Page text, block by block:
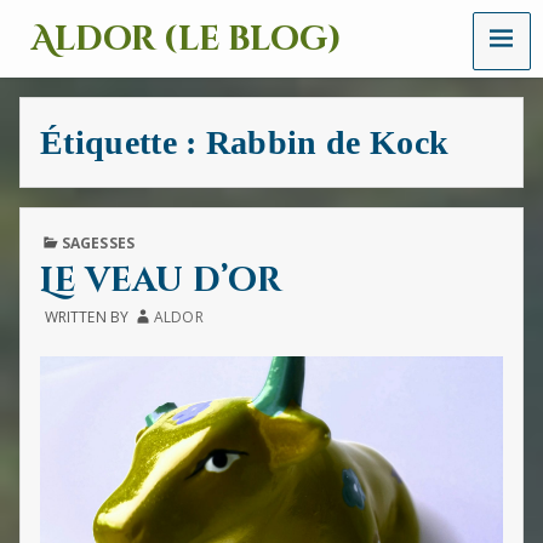
Aldor (le blog)
Un
site
avec
des
des
images
et
sons
MENU
Étiquette : Rabbin de Kock
PUBLISHED
SAGESSES
Le veau d’or
WRITTEN BY ALDOR